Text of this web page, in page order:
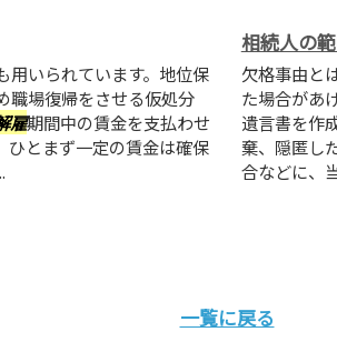
用いられています。地位保
職場復帰をさせる仮処分
雇期間中の賃金を支払わせ
ひとまず一定の賃金は確保
相続人の
欠格事由と
た場合があ
遺言書を作
棄、隠匿し
合などに、
一覧に戻る